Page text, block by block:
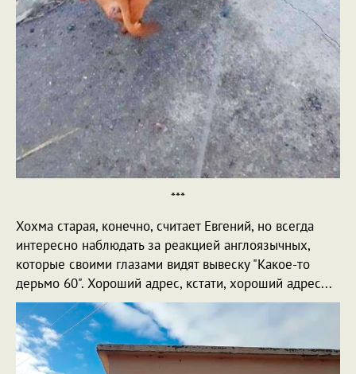
***
Хохма старая, конечно, считает Евгений, но всегда
интересно наблюдать за реакцией англоязычных,
которые своими глазами видят вывеску "Какое-то
дерьмо 60". Хороший адрес, кстати, хороший адрес...